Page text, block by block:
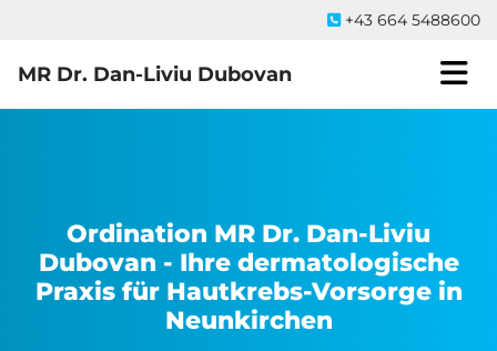
 +43 664 5488600
MR Dr. Dan-Liviu Dubovan
Ordination MR Dr. Dan-Liviu
Dubovan - Ihre dermatologische
Praxis für Hautkrebs-Vorsorge in
Neunkirchen